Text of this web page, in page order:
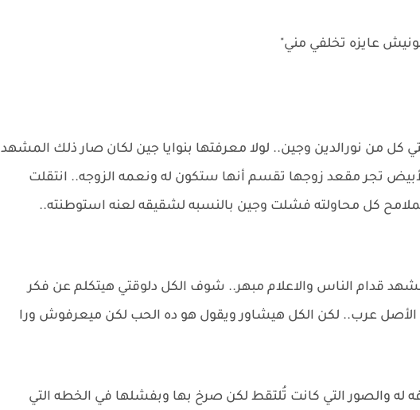
عايزه تخلفي مني"
من نورالدين وجين.. لولا معرفتها بنوايا جين لكان صار ذلك المشهد
تجر مقعد زوجها تقسم أنها ستكون له ونعمه الزوجه.. انتقلت
كل محاولته فشلت وجين بالنسبه لشقيقه لعنه استوطنته..
قدام الناس والاعلام مبهر.. شوف الكل دلوقتي هيتكلم عن فكر
الأصل عرب.. لكن الكل هيشاور ويقول هو ده الحب لكن ميعرفوش ورا
له والصور التي كانت تُلتقط لكن صرخ بها وبفشلها في الخطه التي